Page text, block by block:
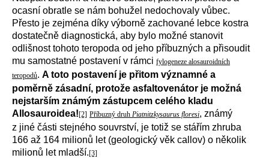
ocasní obratle se nám bohužel nedochovaly vůbec.
Přesto je zejména díky výborně zachované lebce kostra
dostatečně diagnostická, aby bylo možné stanovit
odlišnost tohoto teropoda od jeho příbuzných a přisoudit
mu samostatné postavení v rámci fylogeneze alosauroidních
teropodů. A toto postavení je přitom významné a
poměrně zásadní, protože asfaltovenátor je možná
nejstarším známým zástupcem celého kladu
Allosauroidea![2] Příbuzný druh Piatnitzkysaurus floresi, známý
z jiné části stejného souvrství, je totiž se stářím zhruba
166 až 164 milionů let (geologický věk callov) o několik
milionů let mladší.[3]